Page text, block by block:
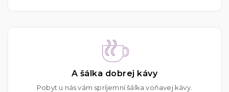
A šálka dobrej kávy
Pobyt u nás vám spríjemní šálka voňavej kávy.